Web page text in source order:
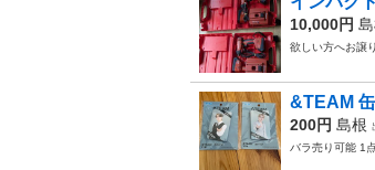
10,000円
欲しい方へお譲
&TEAM
200円 島根
バラ売り可能 1